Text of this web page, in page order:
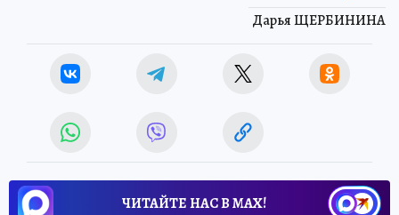
Дарья ЩЕРБИНИНА
ЧИТАЙТЕ НАС В МАХ!